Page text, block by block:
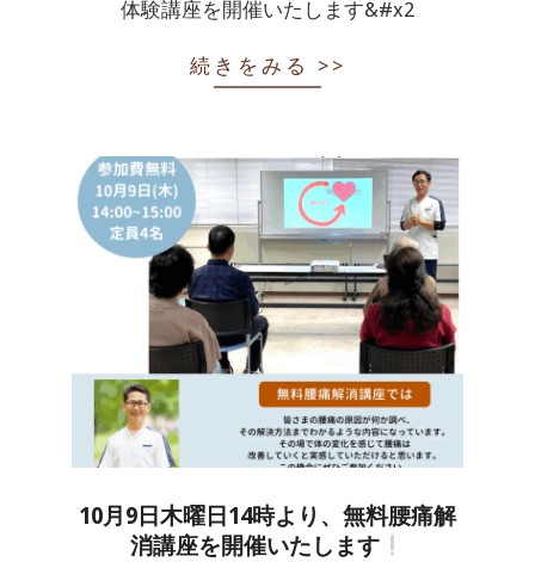
体験講座を開催いたします&#x2
続きをみる >>
10月9日木曜日14時より、無料腰痛解
消講座を開催いたします